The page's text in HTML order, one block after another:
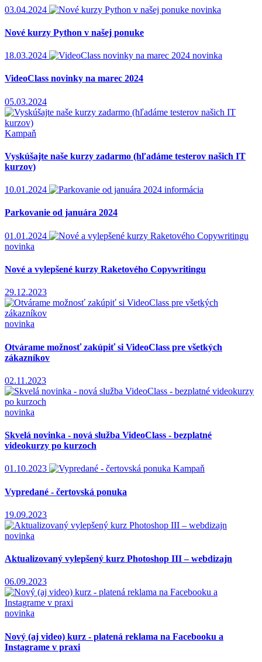
03.04.2024 novinka
Nové kurzy Python v našej ponuke
18.03.2024 novinka
VideoClass novinky na marec 2024
05.03.2024
Kampaň
Vyskúšajte naše kurzy zadarmo (hľadáme testerov našich IT
kurzov)
10.01.2024 informácia
Parkovanie od januára 2024
01.01.2024
novinka
Nové a vylepšené kurzy Raketového Copywritingu
29.12.2023
novinka
Otvárame možnosť zakúpiť si VideoClass pre všetkých
zákazníkov
02.11.2023
novinka
Skvelá novinka - nová služba VideoClass - bezplatné
videokurzy po kurzoch
01.10.2023 Kampaň
Vypredané - čertovská ponuka
19.09.2023
novinka
Aktualizovaný vylepšený kurz Photoshop III – webdizajn
06.09.2023
novinka
Nový (aj video) kurz - platená reklama na Facebooku a
Instagrame v praxi